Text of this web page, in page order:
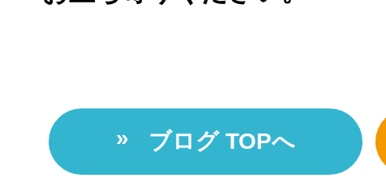
ブログ TOPへ